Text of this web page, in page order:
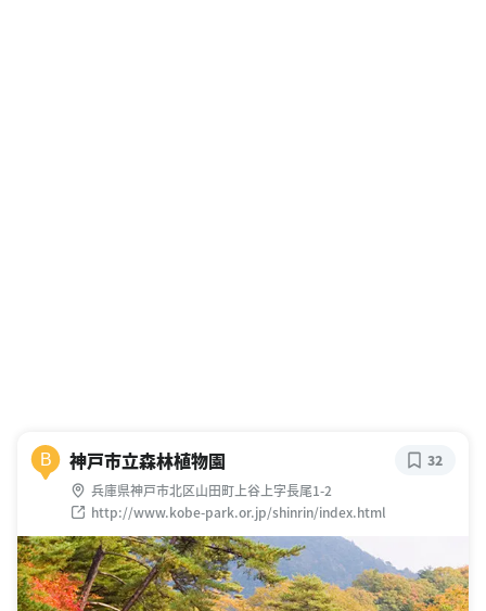
B 神戸市立森林植物園
兵庫県神戸市北区山田町上谷上字長尾1-2
http://www.kobe-park.or.jp/shinrin/index.html
32